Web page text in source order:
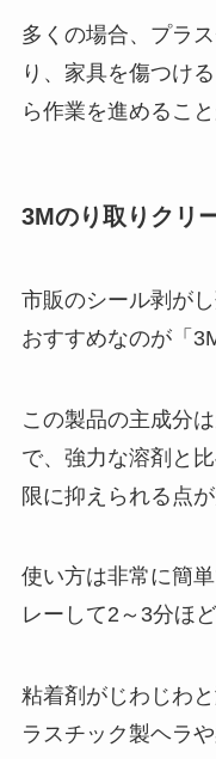
多くの場合、プラ
り、家具を傷つけ
ら作業を進めること
3Mのり取りクリ
市販のシール剥が
おすすめなのが「
この製品の主成分
で、強力な溶剤と
限に抑えられる点
使い方は非常に簡
レーして2～3分ほ
粘着剤がじわじわ
ラスチック製ヘラ